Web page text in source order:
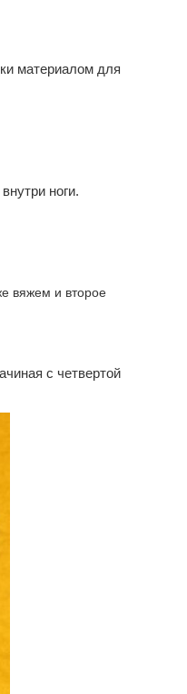
материалом для
ноги.
вяжем и второе
с четвертой